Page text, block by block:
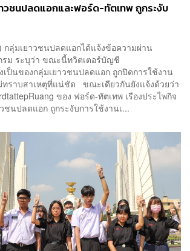
วชนปลดแอกและฟอร์ด-ทัตเทพ ถูกระงับ
กลุ่มเยาวชนปลดแอกได้แจ้งข้อความผ่าน
รม ระบุว่า ขณะนี้ทวิตเตอร์บัญชี
เป็นของกลุ่มเยาวชนปลดแอก ถูกปิดการใช้งาน
ทราบสาเหตุที่แน่ชัด ขณะเดียวกันยังแจ้งด้วยว่า
ของ ฟอร์ด-ทัตเทพ เรืองประไพกิจ
ชนปลดแอก ถูกระงับการใช้งานเ...